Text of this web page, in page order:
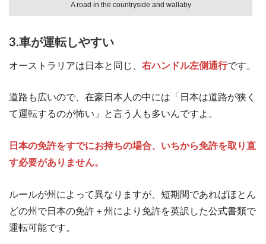
A road in the countryside and wallaby
3.車が運転しやすい
オーストラリアは日本と同じ、 右ハンドル左側通行です。
道路も広いので、在豪日本人の中には「日本は道路が狭く
て運転するのが怖い」と言う人も多いんですよ。
日本の免許をすでにお持ちの場合、いちから免許を取り直
す必要がありません。
ルールが州によって異なりますが、短期間であればほとん
どの州で日本の免許＋州により免許を英訳した公式書類で
運転可能です。